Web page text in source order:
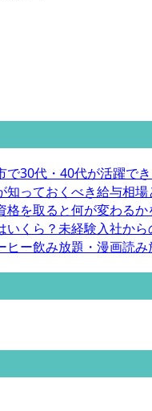
30代・40代が活躍で
っておくべき給与相場
を取ると何が変わるか
くら？未経験入社か
ヒー飲み放題・漫画読